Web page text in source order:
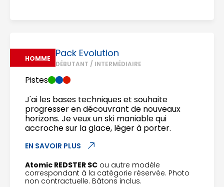
HOMME Pack Evolution
DÉBUTANT / INTERMÉDIAIRE
Pistes
J'ai les bases techniques et souhaite
progresser en découvrant de nouveaux
horizons. Je veux un ski maniable qui
accroche sur la glace, léger à porter.
EN SAVOIR PLUS
Atomic REDSTER SC ou autre modèle
correspondant à la catégorie réservée. Photo
non contractuelle. Bâtons inclus.